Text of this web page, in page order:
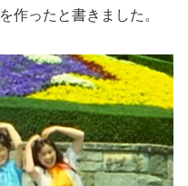
作ったと書きました。